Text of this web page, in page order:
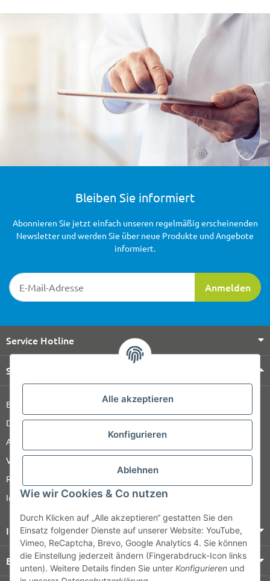
Alle akzeptieren
Konfigurieren
Ablehnen
Wie wir Cookies & Co nutzen
Durch Klicken auf „Alle akzeptieren“ gestatten Sie den
Einsatz folgender Dienste auf unserer Website: YouTube,
Vimeo, ReCaptcha, Brevo, Google Analytics 4. Sie können
die Einstellung jederzeit ändern (Fingerabdruck-Icon links
unten). Weitere Details finden Sie unter Konfigurieren und
Bleiben Sie informiert
Newsletter-Registrierung
Anmelden
Abonnieren Sie jetzt einfach unseren regelmäßig erscheinenden
Newsletter und werden Sie über neue Produkte und Angebote
informiert.
Service Hotline
Shop Service
Barrierefreiheitserklärung
Datenschutz
AGB
Versandinformationen
Retour
Impressum
Informationen
Bezahlung & Versand